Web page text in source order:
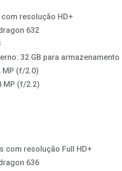
resolução HD+
632
32 GB para armazenamento
MP (f/2.0)
MP (f/2.2)
com resolução Full HD+
636